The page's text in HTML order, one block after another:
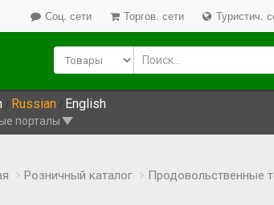
Соц. сети Торгов. сети Туристич.
/ Russian / English
порталы
Розничный каталог Продовольственные